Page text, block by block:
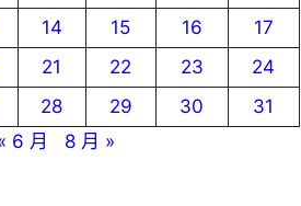
14 15 16
17
21 22 23
24
28 29 30
31
6 月
8 月 »